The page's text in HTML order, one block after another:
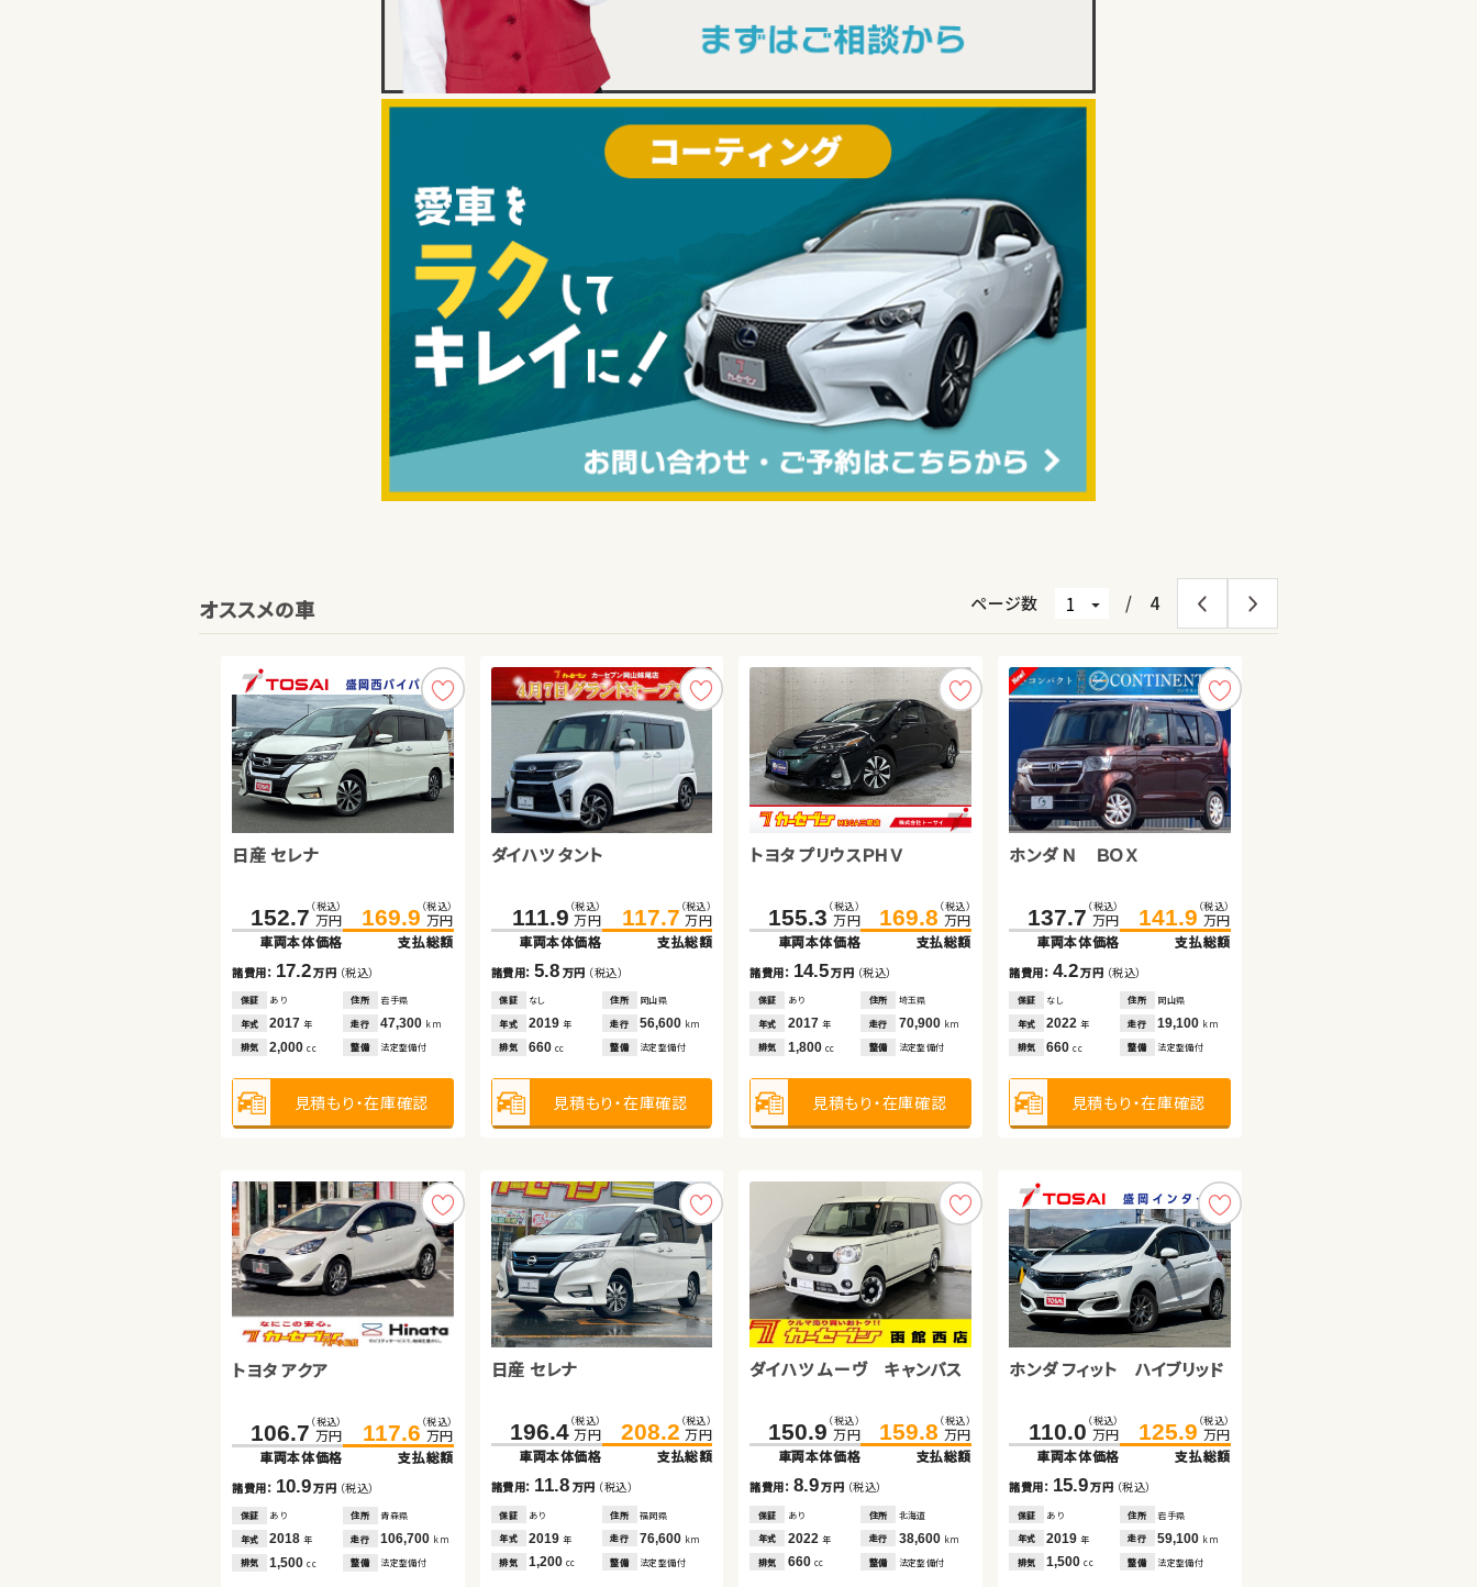
オススメの車 ページ数 / 4
日産 セレナ
152.7 （税込）
万円
車両本体価格
169.9 （税込）
万円
支払総額
諸費用： 17.2万円 （税込）
保証 あり 住所
岩手県
年式
2017年 走行 47,300 km
排気
2,000cc 整備 法定整備付
見積もり・在庫確認
ダイハツ タント
111.9 （税込）
万円
車両本体価格
117.7 （税込）
万円
支払総額
諸費用：5.8 万円 （税込）
保証 なし 住所
岡山県
年式
2019年 走行 56,600 km
排気
660cc 整備 法定整備付
見積もり・在庫確認
トヨタ プリウスＰＨＶ
155.3 （税込）
万円
車両本体価格
169.8 （税込）
万円
支払総額
諸費用： 14.5万円 （税込）
保証 あり 住所
埼玉県
年式
2017 年 走行 70,900 km
排気
1,800 cc 整備 法定整備付
見積もり・在庫確認
ホンダ Ｎ ＢＯＸ
137.7 （税込）
万円
車両本体価格
141.9 （税込）
万円
支払総額
諸費用： 4.2万円 （税込）
保証 なし 住所
岡山県
年式
2022年 走行 19,100 km
排気
660cc 整備 法定整備付
見積もり・在庫確認
トヨタ アクア
106.7 （税込）
万円
車両本体価格
117.6 （税込）
万円
支払総額
諸費用： 10.9万円 （税込）
保証 あり 住所
青森県
年式
2018年 走行 106,700 km
排気
1,500cc 整備 法定整備付
日産 セレナ
196.4（税込）
万円
車両本体価格
208.2 （税込）
万円
支払総額
諸費用： 11.8 万円 （税込）
保証 あり 住所
福岡県
年式
2019年 走行 76,600 km
排気
1,200cc 整備 法定整備付
ダイハツ ムーヴ キャンバス
150.9 （税込）
万円
車両本体価格
159.8 （税込）
万円
支払総額
諸費用： 8.9万円 （税込）
保証 あり 住所
北海道
年式
2022 年 走行 38,600 km
排気
660 cc 整備 法定整備付
ホンダ フィット ハイブリッド
110.0 （税込）
万円
車両本体価格
125.9 （税込）
万円
支払総額
諸費用： 15.9万円 （税込）
保証 あり 住所
岩手県
年式
2019年 走行 59,100 km
排気
1,500cc 整備 法定整備付
トヨタ ヴォクシー
79.1 万円
車両本体価格
支払総額
諸費用：8.6 万円 （税込）
保証 なし 住所
岡山県
年式
2015年 走行 128,400km
排気
2,000cc 整備 なし
スズキ アルト ＨＢ
34.9 （税込）
万円
車両本体価格
45.9 （税込）
万円
支払総額
諸費用：11.0万円（税込）
保証 あり 住所
岩手県
年式
2011年 走行 66,600 km
排気
660cc 整備 法定整備付
見積もり・在庫確認
ダイハツ タント
56.5 （税込）
万円
車両本体価格
65.7 （税込）
万円
支払総額
諸費用： 9.2 万円（税込）
保証 あり 住所
埼玉県
年式
2016 年 走行 64,800 km
排気
660cc 整備 法定整備付
見積もり・在庫確認
スズキ ワゴンＲ
41.2 （税込）
万円
車両本体価格
49.8 （税込）
万円
支払総額
諸費用： 8.6万円 （税込）
保証 あり 住所
宮城県
年式
2013年 走行 81,800 km
排気
660cc 整備 法定整備付
見積もり・在庫確認
スズキ アルト エコ
29.7 万円
車両本体価格
支払総額
諸費用：4.2 万円 （税込）
保証 なし 住所 岡山県
ホンダ フィット
34.8（税込）
万円
車両本体価格
支払総額
諸費用：16.1 （税込）
保証 あり 住所 千葉県
ホンダ フリード ハイブリッド
139.0
車両本体価格
149.8（税込）
万円
支払総額
スバル フォレスター
91.5
車両本体価格
100.0（税込）
万円
支払総額
スズキ ワゴンＲ スティングレ
60.1 （税込）
万円
車両本体価格
68.2 （税込）
万円
支払総額
諸費用： 8.1 万円（税込）
保証 なし 住所
埼玉県
年式
2019年 走行 150,000km
排気
660cc 整備 なし
見積もり・在庫確認
日産 エクストレイル
183.5 （税込）
万円
車両本体価格
199.9 （税込）
万円
支払総額
諸費用：16.4万円（税込）
保証 あり 住所
岩手県
年式
2021年 走行 65,000 km
排気
2,000 整備 法定整備付
見積もり・在庫確認
トヨタ ノア
339.8 （税込）
万円
車両本体価格
352.8 （税込）
万円
支払総額
諸費用： 13.0万円 （税込）
保証 なし 住所
鳥取県
年式
2023 年 走行 33,400 km
排気
2,000 cc 整備 法定整備付
見積もり・在庫確認
トヨタ ヴェルファイア
779.7 （税込）
万円
車両本体価格
797.0 （税込）
万円
支払総額
諸費用： 17.3万円（税込）
保証 なし 住所
岡山県
年式
2024年 走行 3,900km
排気
2,400 整備 法定整備付
見積もり・在庫確認
トヨタ ヴェルファイア
119.8 （税込）
万円
車両本体価格
132.9 （税込）
万円
支払総額
諸費用： 13.1万円 （税込）
保証 あり 住所
鹿児島県
年式
2012年 走行 62,200km
排気
2,400cc 整備 法定整備付
スズキ スイフト
210.0（税込）
万円
車両本体価格
220.0 （税込）
万円
支払総額
諸費用： 10.0 万円 （税込）
保証 あり 住所
山梨県
年式
2022年 走行 38,400 km
排気
1,400cc 整備 法定整備付
ホンダ フリード＋ ハイブリ
213.0 （税込）
万円
車両本体価格
218.0 （税込）
万円
支払総額
諸費用： 5.0万円 （税込）
保証 あり 住所
宮城県
年式
2023 年 走行 63,900 km
排気
1,500 整備 法定整備付
スズキ ジムニー
177.8 （税込）
万円
車両本体価格
184.2 （税込）
万円
支払総額
諸費用： 6.4 万円（税込）
保証 あり 住所
秋田県
年式
2021年 走行 46,400 km
排気
650cc 整備 法定整備付
スバル フォレスター ハイブリ
181.4 （税込）
万円
車両本体価格
193.4 （税込）
万円
支払総額
諸費用：12.0万円（税込）
保証 あり 住所
埼玉県
年式
2018年 走行 56,600 km
排気
2,000 整備 法定整備付
見積もり・在庫確認
ダイハツ ムーヴ
55.7 （税込）
万円
車両本体価格
61.3 （税込）
万円
支払総額
諸費用： 5.6 万円（税込）
保証 なし 住所
岡山県
年式
2019 年 走行 93,000 km
排気
660cc 整備 法定整備付
見積もり・在庫確認